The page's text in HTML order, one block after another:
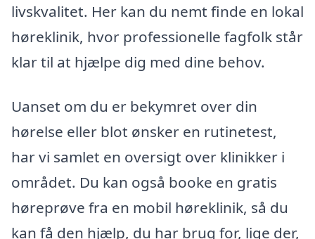
livskvalitet. Her kan du nemt finde en lokal
høreklinik, hvor professionelle fagfolk står
klar til at hjælpe dig med dine behov.
Uanset om du er bekymret over din
hørelse eller blot ønsker en rutinetest,
har vi samlet en oversigt over klinikker i
området. Du kan også booke en gratis
høreprøve fra en mobil høreklinik, så du
kan få den hjælp, du har brug for, lige der,